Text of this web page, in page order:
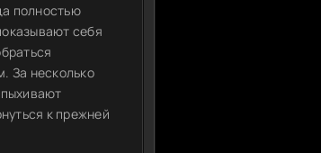
полностью
себя
За несколько
к прежней